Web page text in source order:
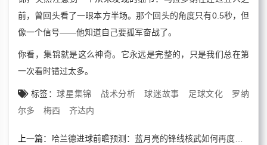
前，曾回头看了一眼本方半场。那个回头的角度只有0.5秒，但
像一个信号——他知道自己要孤军奋战了。
你看，集锦就是这么神奇。它永远是完整的，只是我们总在第
一次看时错过太多。
标签：球星集锦 战术分析 球迷故事 足球文化
罗纳
尔多
梅西 齐达内
上一篇： 哈兰德进球前瞻预测：蓝月亮的锋线核武如何再度升级